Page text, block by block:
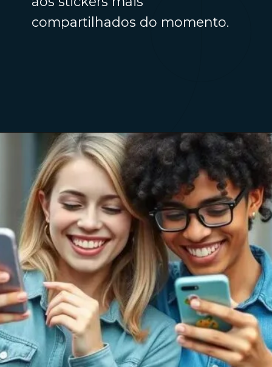
compartilhados do momento.
Opening https://fabricadestickers.com.br/as-melhores-figurinhas-digitais/